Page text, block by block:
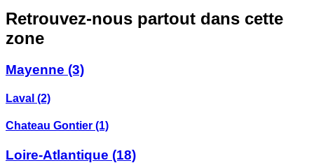
Retrouvez-nous partout dans cette
zone
Mayenne (3)
Laval (2)
Chateau Gontier (1)
Loire-Atlantique (18)